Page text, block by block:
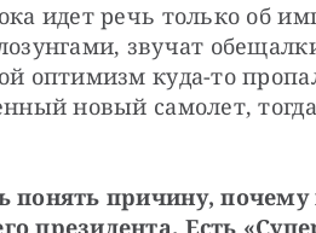
идет речь только об
звучат
оптимизм куда-то
новый самолет,
причину, почему
президента. Есть